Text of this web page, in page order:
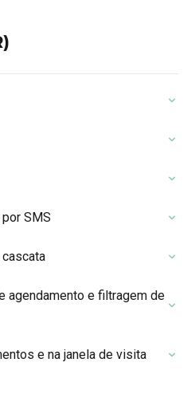
SMS
agendamento e filtragem de
e na janela de visita